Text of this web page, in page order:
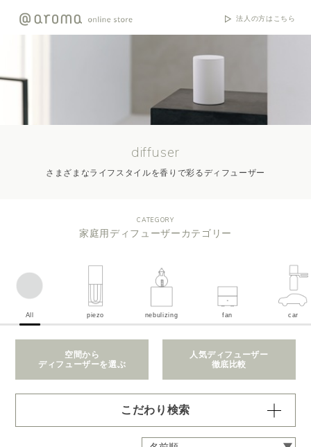
法人の方はこちら
diffuser
さまざまなライフスタイルを香りで彩るディフューザー
CATEGORY
家庭用ディフューザーカテゴリー
All piezo nebulizing fan car
空間から
ディフューザーを選ぶ
人気ディフューザー
徹底比較
こだわり検索
※一つお選びください